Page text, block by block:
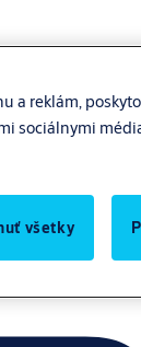
a reklám,
sociálnymi
všetky